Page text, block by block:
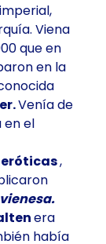
Viena
que en
en la
Venía de
en el
eróticas,
era
había